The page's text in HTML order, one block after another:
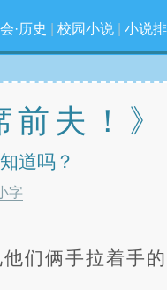
·历史 校园小说 小说
前夫！》
道吗？
字
们俩手拉着手